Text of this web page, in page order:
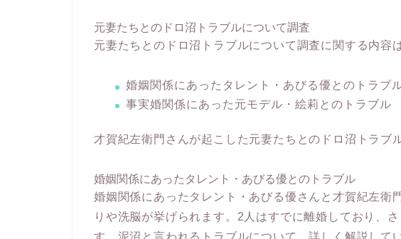
元妻たちとのドロ沼トラブルについて調査
元妻たちとのドロ沼トラブルについて調査に関する内容
婚姻関係にあったタレント・あびる優とのトラブ
事実婚関係にあった元モデル・絵莉とのトラブル
才賀紀左衛門さんが起こした元妻たちとのドロ沼トラブ
婚姻関係にあったタレント・あびる優とのトラブル
婚姻関係にあったタレント・あびる優さんと才賀紀左衛
りや洗脳が挙げられます。2人はすでに離婚しており、
す。泥沼と言われるトラブルについて、詳しく解説して